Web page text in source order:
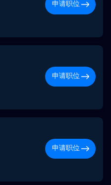
申请职位
申请职位
申请职位